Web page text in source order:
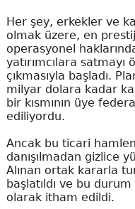
Her şey, erkekler ve
olmak üzere, en
operasyonel
yatırımcılara
çıkmasıyla başladı.
milyar dolara kadar
bir kısmının üye
ediliyordu.
Ancak bu ticari
danışılmadan gizlice
Alınan ortak kararla
başlatıldı ve bu
olarak itham edildi.